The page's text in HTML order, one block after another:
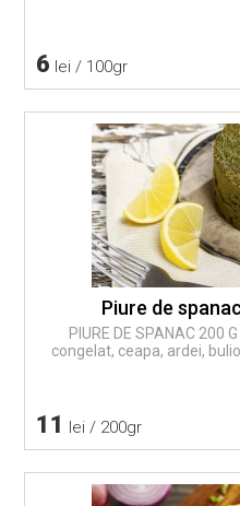
6 lei / 100gr
Piure de
PIURE DE SPANAC 200
congelat, ceapa, ardei,
11 lei / 200gr